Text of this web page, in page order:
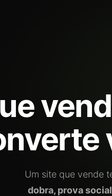
Um site que vende
dobra, prova